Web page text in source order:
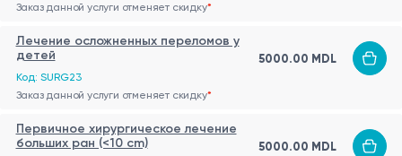
Заказ данной услуги отменяет скидку*
Лечение осложненных переломов у
детей
Код: SURG23
5000.00 MDL
Заказ данной услуги отменяет скидку*
Первичное хирургическое лечение
больших ран (<10 cm)
5000.00 MDL